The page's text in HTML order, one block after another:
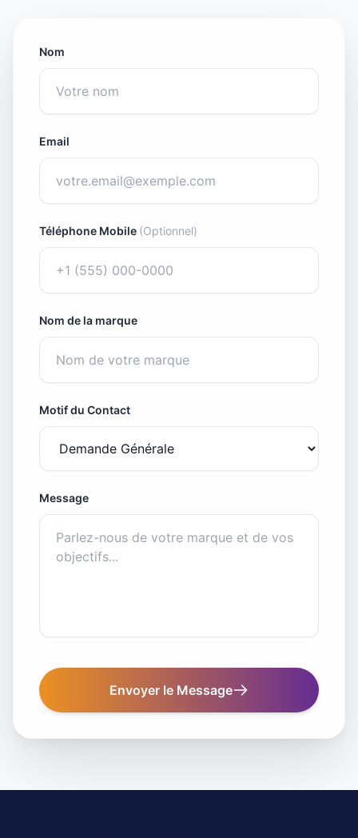
Nom
Email
Téléphone Mobile (Optionnel)
Nom de la marque
Motif du Contact
Message
Envoyer le Message